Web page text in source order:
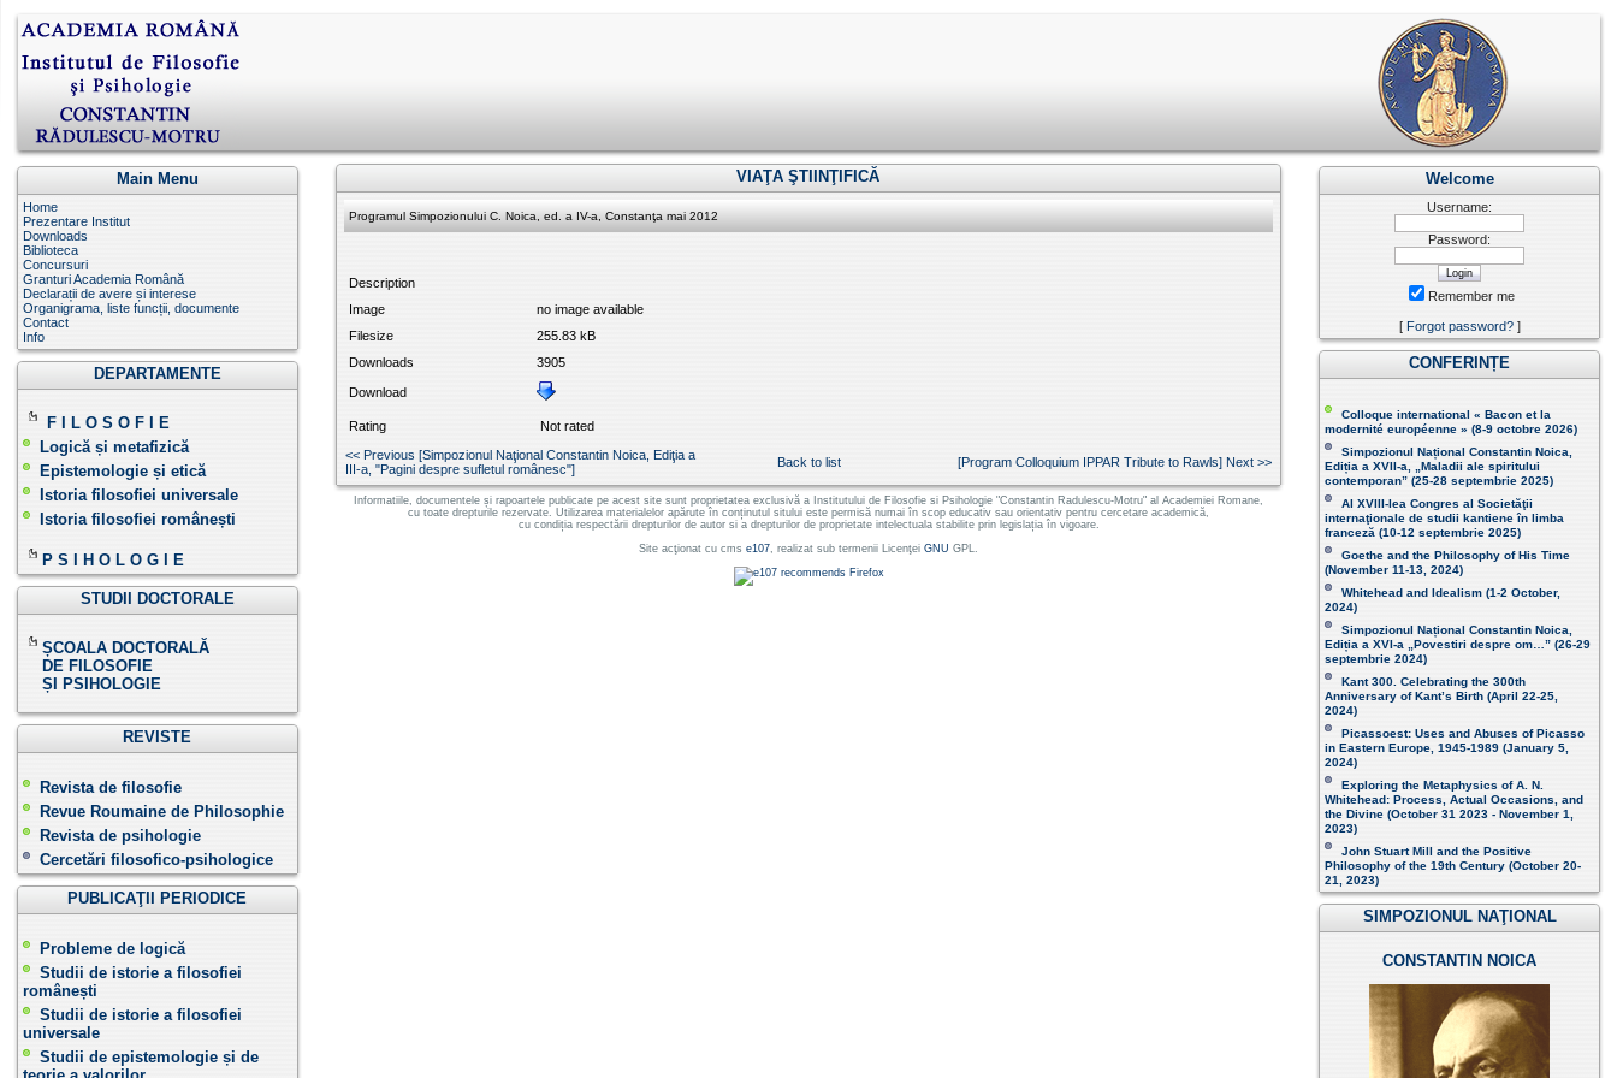
Main Menu
Home
Prezentare Institut
Downloads
Biblioteca
Concursuri
Granturi Academia Română
Declarații de avere și interese
Organigrama, liste funcții, documente
Contact
Info
DEPARTAMENTE
F I L O S O F I E
Logică și metafizică
Epistemologie și etică
Istoria filosofiei universale
Istoria filosofiei românești
P S I H O L O G I E
STUDII DOCTORALE
ȘCOALA DOCTORALĂ
DE FILOSOFIE
ȘI PSIHOLOGIE
REVISTE
Revista de filosofie
Revue Roumaine de Philosophie
Revista de psihologie
Cercetări filosofico-psihologice
PUBLICAŢII PERIODICE
Probleme de logică
Studii de istorie a filosofiei
românești
Studii de istorie a filosofiei
universale
Studii de epistemologie și de
Welcome
Username:
Password:
Remember me
[ Forgot password?]
CONFERINȚE
Colloque international « Bacon et la
modernité européenne » (8-9 octobre 2026 )
Simpozionul Național Constantin Noica,
Ediția a XVII-a, „Maladii ale spiritului
contemporan ” (25-28 septembrie 2025 )
Al XVIII-lea Congres al Societăţii
internaţionale de studii kantiene în limba
franceză (10-12 septembrie 2025)
Goethe and the Philosophy of His Time
(November 11-13, 2024 )
Whitehead and Idealism (1-2 October,
2024)
Simpozionul Național Constantin Noica,
Ediția a XVI-a „Povestiri despre om…” (26-29
septembrie 2024)
Kant 300. Celebrating the 300th
Anniversary of Kant’s Birth (April 22-25,
2024)
Picassoest: Uses and Abuses of Picasso
in Eastern Europe, 1945-1989 (January 5,
2024)
Exploring the Metaphysics of A. N.
Whitehead: Process, Actual Occasions, and
the Divine (October 31 2023 - November 1,
2023)
John Stuart Mill and the Positive
Philosophy of the 19th Century (October 20-
21, 2023 )
SIMPOZIONUL NAŢIONAL
CONSTANTIN NOICA
VIAŢA ŞTIINŢIFICĂ
Programul Simpozionului C. Noica, ed. a IV-a, Constanţa mai 2012
Description
Image
no image available
Filesize
255.83 kB
Downloads
3905
Download
Rating
Not rated
<< Previous [Simpozionul Naţional Constantin Noica, Ediţia a
III-a, "Pagini despre sufletul românesc"]
Back to list [Program Colloquium IPPAR Tribute to Rawls] Next >>
Informatiile, documentele și rapoartele publicate pe acest site sunt proprietatea exclusivă a Institutului de Filosofie si Psihologie "Constantin Radulescu-Motru" al Academiei Romane,
cu toate drepturile rezervate. Utilizarea materialelor apărute în conținutul sitului este permisă numai în scop educativ sau orientativ pentru cercetare academică,
cu condiția respectării drepturilor de autor si a drepturilor de proprietate intelectuala stabilite prin legislația în vigoare.
Site acţionat cu cms e107, realizat sub termenii Licenţei GNU GPL.